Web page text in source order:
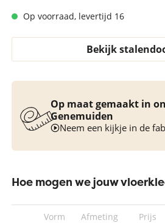
Op voorraad, levertijd 16
Bekijk
Op maat gemaakt in
Genemuiden
Neem een kijkje in de
Hoe mogen we jouw
Vorm Afmeting Prijs